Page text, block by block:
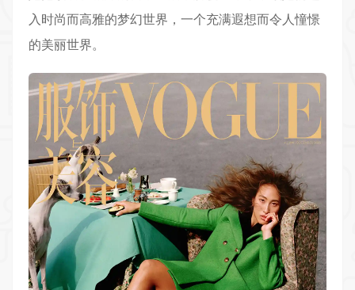
入时尚而高雅的梦幻世界，一个充满遐想而令人憧憬
的美丽世界。